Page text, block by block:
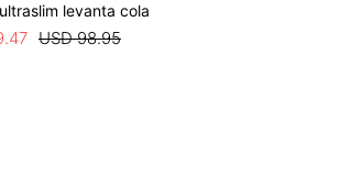
levanta cola
USD 98.95
.47